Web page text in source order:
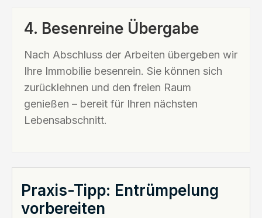
4. Besenreine Übergabe
Nach Abschluss der Arbeiten übergeben wir
Ihre Immobilie besenrein. Sie können sich
zurücklehnen und den freien Raum
genießen – bereit für Ihren nächsten
Lebensabschnitt.
Praxis-Tipp: Entrümpelung
vorbereiten